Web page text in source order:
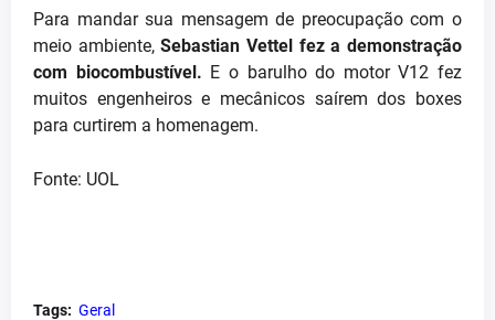
Para mandar sua mensagem de preocupação com o
meio ambiente,Sebastian Vettel fez a demonstração
com biocombustível. E o barulho do motor V12 fez
muitos engenheiros e mecânicos saírem dos boxes
para curtirem a homenagem.
Fonte: UOL
Tags: Geral